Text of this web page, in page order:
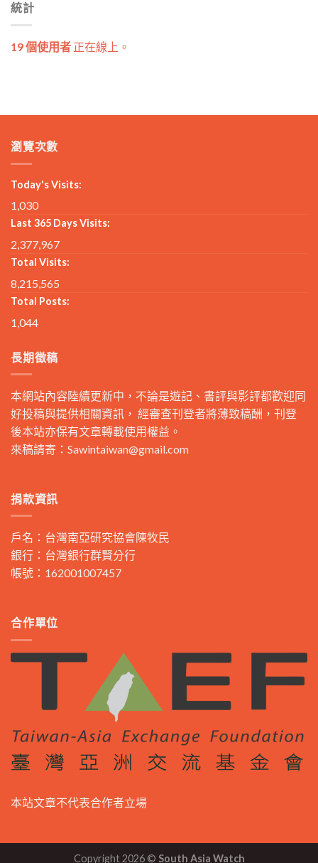
統計
19 個使用者 正在線上。
瀏覽次數
Today's Visits:
1,030
Last 365 Days Visits:
2,377,967
Total Visits:
8,215,565
Total Posts:
1,044
長期徵稿
本網站內容陸續更新中，不論是遊記、書評與影評都歡迎同
好投稿與提供相關資訊， 經審查刊登者將薄致稿酬，刊登
後本站亦保有文章轉載使用權益。
來稿請寄： Sawintaiwan@gmail.com
捐款資訊
戶名：台灣南亞研究協會陳牧民
銀行：台灣銀行群賢分行
帳號：162001007457
合作單位
本站文章不代表合作者立場
Copyright 2026 © South Asia Watch